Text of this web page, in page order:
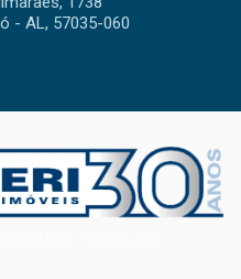
- AL, 57035-060